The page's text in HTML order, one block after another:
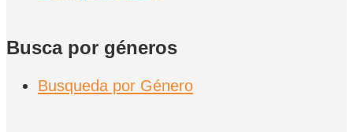
Busca por géneros
Busqueda por Género